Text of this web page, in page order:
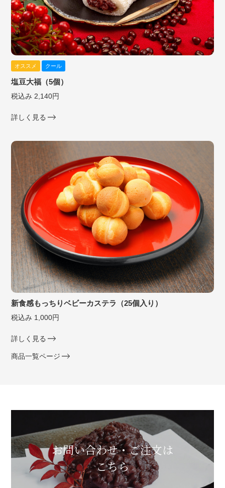
オススメ クール
塩豆大福（5個）
税込み 2,140円
詳しく見る
新食感もっちりベビーカステラ（25個入り）
税込み 1,000円
詳しく見る
商品一覧ページ
お問い合わせ・ご注文は
こちら